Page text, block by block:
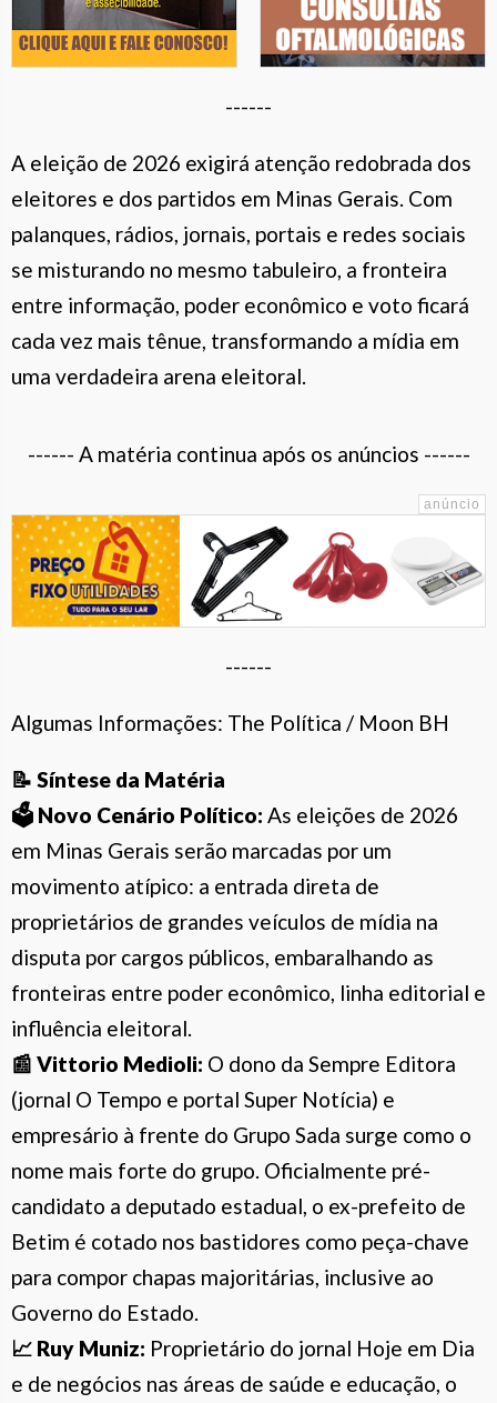
------
A eleição de 2026 exigirá atenção redobrada dos
eleitores e dos partidos em Minas Gerais. Com
palanques, rádios, jornais, portais e redes sociais
se misturando no mesmo tabuleiro, a fronteira
entre informação, poder econômico e voto ficará
cada vez mais tênue, transformando a mídia em
uma verdadeira arena eleitoral.
------ A matéria continua após os anúncios ------
------
Algumas Informações: The Política / Moon BH
📝 Síntese da Matéria
🗳️ Novo Cenário Político: As eleições de 2026
em Minas Gerais serão marcadas por um
movimento atípico: a entrada direta de
proprietários de grandes veículos de mídia na
disputa por cargos públicos, embaralhando as
fronteiras entre poder econômico, linha editorial e
influência eleitoral.
📰 Vittorio Medioli: O dono da Sempre Editora
(jornal O Tempo e portal Super Notícia) e
empresário à frente do Grupo Sada surge como o
nome mais forte do grupo. Oficialmente pré-
candidato a deputado estadual, o ex-prefeito de
Betim é cotado nos bastidores como peça-chave
para compor chapas majoritárias, inclusive ao
Governo do Estado.
📈 Ruy Muniz: Proprietário do jornal Hoje em Dia
e de negócios nas áreas de saúde e educação, o